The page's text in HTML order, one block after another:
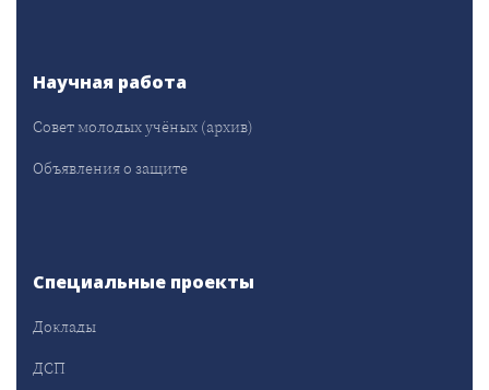
Научная работа
Совет молодых учёных (архив)
Объявления о защите
Специальные проекты
Доклады
ДСП